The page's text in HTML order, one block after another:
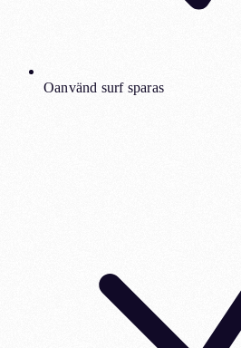
Oanvänd surf sparas